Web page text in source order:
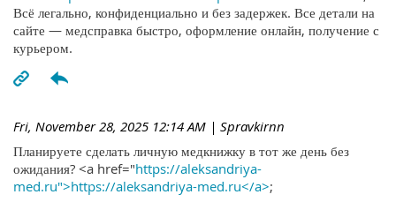
Всё легально, конфиденциально и без задержек. Все детали на
сайте — медсправка быстро, оформление онлайн, получение с
курьером.
Fri, November 28, 2025 12:14 AM | Spravkirnn
Планируете сделать личную медкнижку в тот же день без
ожидания? <a href="https://aleksandriya-
med.ru">https://aleksandriya-med.ru</a>;